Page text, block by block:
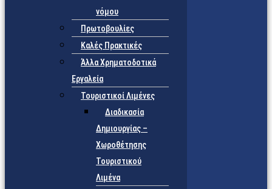
νόμου
Πρωτοβουλίες
Καλές Πρακτικές
Άλλα Χρηματοδοτικά
Εργαλεία
Τουριστικοί Λιμένες
Διαδικασία
Δημιουργίας –
Χωροθέτησης
Τουριστικού
Λιμένα